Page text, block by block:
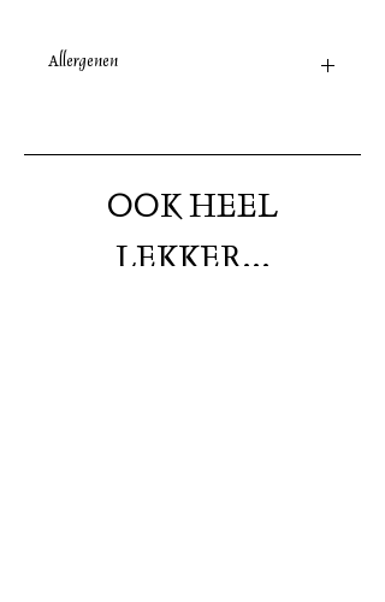
Allergenen
OOK HEEL
LEKKER...